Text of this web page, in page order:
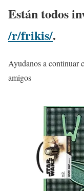
Están todos
/r/frikis/.
Ayudanos a continuar
amigos